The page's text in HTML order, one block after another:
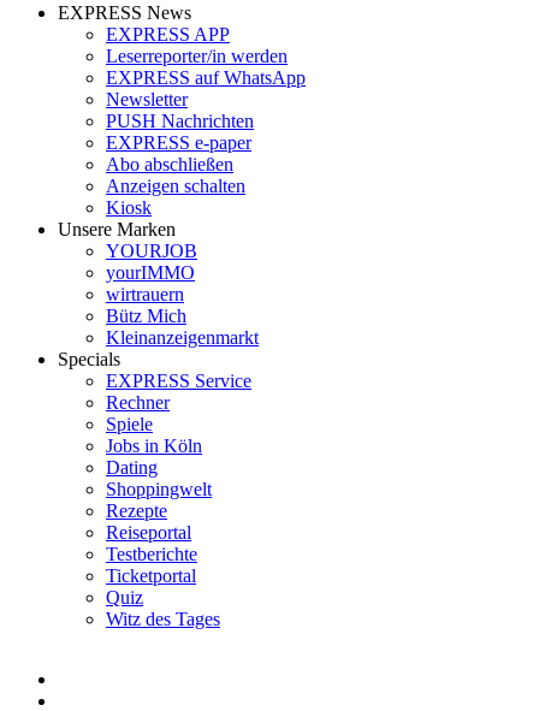
EXPRESS News
EXPRESS APP
Leserreporter/in werden
EXPRESS auf WhatsApp
Newsletter
PUSH Nachrichten
EXPRESS e-paper
Abo abschließen
Anzeigen schalten
Kiosk
Unsere Marken
YOURJOB
yourIMMO
wirtrauern
Bütz Mich
Kleinanzeigenmarkt
Specials
EXPRESS Service
Rechner
Spiele
Jobs in Köln
Dating
Shoppingwelt
Rezepte
Reiseportal
Testberichte
Ticketportal
Quiz
Witz des Tages